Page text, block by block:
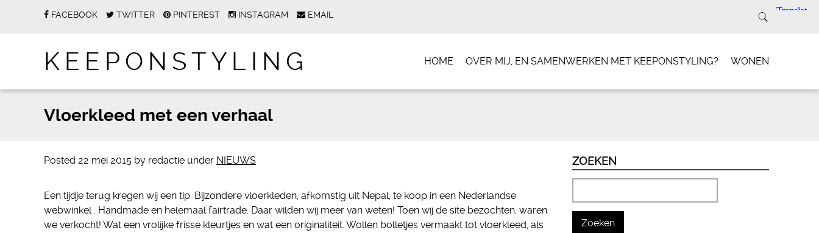
FACEBOOK TWITTER PINTEREST INSTAGRAM EMAIL
KEEPONSTYLING HOME OVER MIJ, EN SAMENWERKEN MET KEEPONSTYLING? WONEN
Vloerkleed met een verhaal
Posted 22 mei 2015 by redactie under NIEUWS
Een tijdje terug kregen wij een tip. Bijzondere vloerkleden, afkomstig uit Nepal, te koop in een Nederlandse
webwinkel . Handmade en helemaal fairtrade. Daar wilden wij meer van weten! Toen wij de site bezochten, waren
we verkocht! Wat een vrolijke frisse kleurtjes en wat een originaliteit. Wollen bolletjes vermaakt tot vloerkleed, als
ZOEKEN